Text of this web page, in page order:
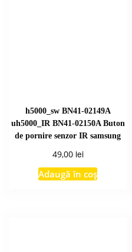
h5000_sw BN41-02149A
uh5000_IR BN41-02150A Buton
de pornire senzor IR samsung
49,00 lei
Adaugă în coș